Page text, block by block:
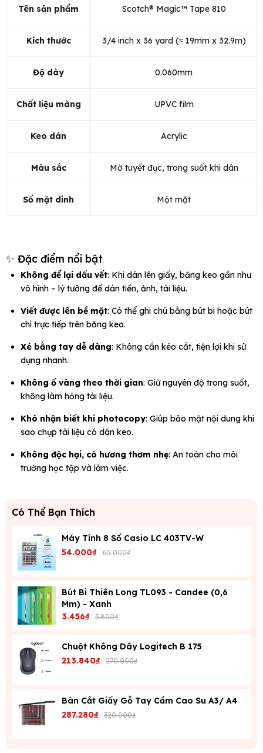
Tên sản phẩm Scotch® Magic™ Tape 810
Kích thước 3/4 inch x 36 yard (≈ 19mm x 32.9m)
Độ dày 0.060mm
Chất liệu màng UPVC film
Keo dán Acrylic
Màu sắc Mờ tuyết đục, trong suốt khi dán
Số mặt dính Một mặt
✨ Đặc điểm nổi bật
Không để lại dấu vết: Khi dán lên giấy, băng keo gần như
vô hình – lý tưởng để dán tiền, ảnh, tài liệu.
Viết được lên bề mặt: Có thể ghi chú bằng bút bi hoặc bút
chì trực tiếp trên băng keo.
Xé bằng tay dễ dàng: Không cần kéo cắt, tiện lợi khi sử
dụng nhanh.
Không ố vàng theo thời gian: Giữ nguyên độ trong suốt,
không làm hỏng tài liệu.
Khó nhận biết khi photocopy: Giúp bảo mật nội dung khi
sao chụp tài liệu có dán keo.
Không độc hại, có hương thơm nhẹ: An toàn cho môi
trường học tập và làm việc.
Có Thể Bạn Thích
Máy Tính 8 Số Casio LC 403TV-W
54.000₫ 65.000₫
Bút Bi Thiên Long TL093 - Candee (0,6
Mm) - Xanh
3.456₫ 3.800₫
Chuột Không Dây Logitech B 175
213.840₫ 270.000₫
Bàn Cắt Giấy Gỗ Tay Cầm Cao Su A3/ A4
287.280₫ 320.000₫